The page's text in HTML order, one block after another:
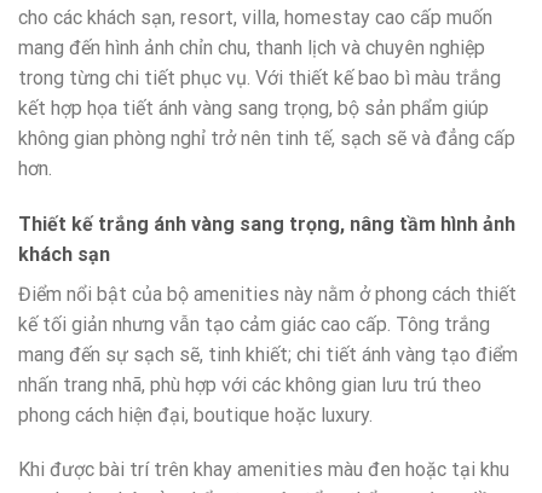
cho các khách sạn, resort, villa, homestay cao cấp muốn
mang đến hình ảnh chỉn chu, thanh lịch và chuyên nghiệp
trong từng chi tiết phục vụ. Với thiết kế bao bì màu trắng
kết hợp họa tiết ánh vàng sang trọng, bộ sản phẩm giúp
không gian phòng nghỉ trở nên tinh tế, sạch sẽ và đẳng cấp
hơn.
Thiết kế trắng ánh vàng sang trọng, nâng tầm hình ảnh
khách sạn
Điểm nổi bật của bộ amenities này nằm ở phong cách thiết
kế tối giản nhưng vẫn tạo cảm giác cao cấp. Tông trắng
mang đến sự sạch sẽ, tinh khiết; chi tiết ánh vàng tạo điểm
nhấn trang nhã, phù hợp với các không gian lưu trú theo
phong cách hiện đại, boutique hoặc luxury.
Khi được bài trí trên khay amenities màu đen hoặc tại khu